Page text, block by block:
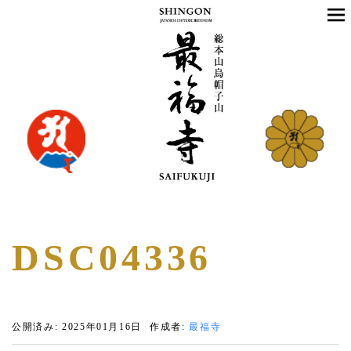
DSC04336
公開済み: 2025年01月16日 作成者:最福寺